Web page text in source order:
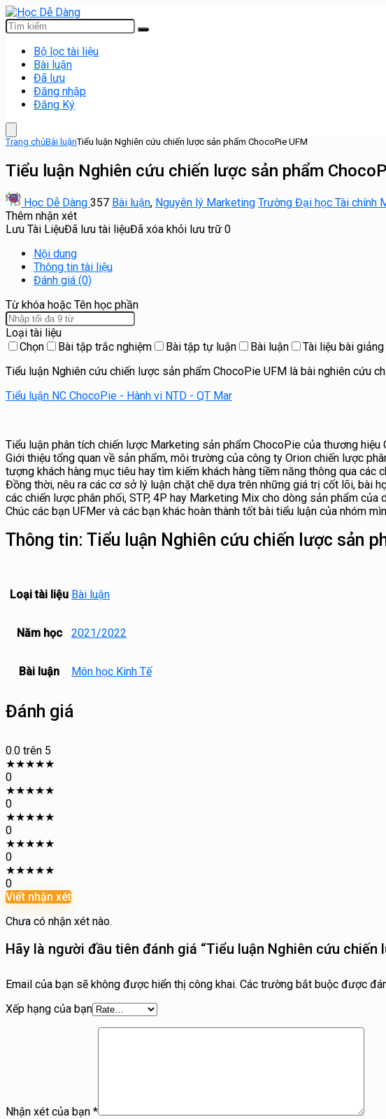
Bộ lọc tài liệu
Bài luận
Đã lưu
Đăng nhập
Đăng Ký
Trang chủBài luậnTiểu luận Nghiên cứu chiến lược sản phẩm ChocoPie UFM
Tiểu luận Nghiên cứu chiến lược sản phẩm
Học Dễ Dàng 357 Bài luận, Nguyên lý Marketing Trường Đại học Tài chính
Thêm nhận xét
Lưu Tài LiệuĐã lưu tài liệuĐã xóa khỏi lưu trữ 0
Nội dung
Thông tin tài liệu
Đánh giá (0)
Từ khóa hoặc Tên học phần
Loại tài liệu
Chọn
Bài tập trắc nghiệm Bài tập tự luận Bài luận Tài liệu bài giảng
Tiểu luận Nghiên cứu chiến lược sản phẩm ChocoPie UFM là bài nghiên cứu
Tiểu luận NC ChocoPie - Hành vi NTD - QT Mar
Tiểu luận phân tích chiến lược Marketing sản phẩm ChocoPie của thương hiệu
Giới thiệu tổng quan về sản phẩm, môi trường của công ty Orion chiến lược
tượng khách hàng mục tiêu hay tìm kiếm khách hàng tiềm năng thông qua các
Đồng thời, nêu ra các cơ sở lý luận chặt chẽ dựa trên những giá trị cốt lõi, bài
các chiến lược phân phối, STP, 4P hay Marketing Mix cho dòng sản phẩm của
Chúc các bạn UFMer và các bạn khác hoàn thành tốt bài tiểu luận của nhóm
Thông tin: Tiểu luận Nghiên cứu chiến lược sản
Loại tài liệu Bài luận
Năm học 2021/2022
Bài luận Môn học Kinh Tế
Đánh giá
0.0 trên 5
★★★★★
0
★★★★★
0
★★★★★
0
★★★★★
0
★★★★★
0
Viết nhận xét
Chưa có nhận xét nào.
Hãy là người đầu tiên đánh giá “Tiểu luận Nghiên cứu chiến
Email của bạn sẽ không được hiển thị công khai. Các trường bắt buộc được
Xếp hạng của bạn
Nhận xét của bạn *